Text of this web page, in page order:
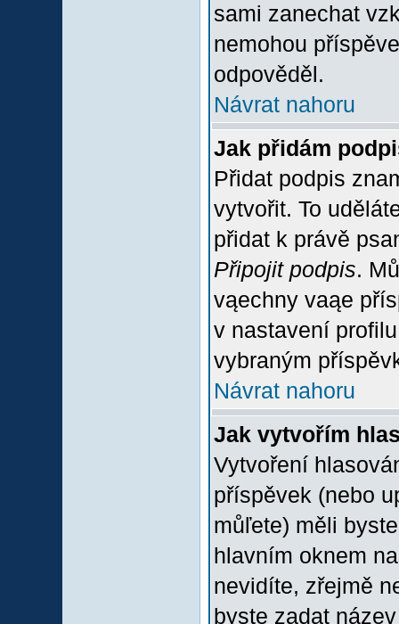
sami zanechat
nemohou
odpověděl.
Návrat nahoru
Jak přidám
Přidat podpis
vytvořit. To
přidat k právě
Připojit podpis.
vąechny vaąe
v nastavení
vybraným
Návrat nahoru
Jak vytvořím
Vytvoření
příspěvek (nebo
můľete) měli
hlavním oknem
nevidíte, zřejmě
byste zadat